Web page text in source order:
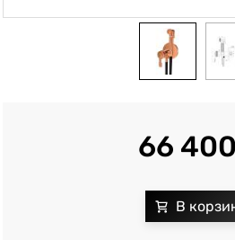
66 400